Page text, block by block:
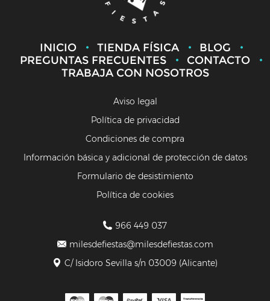
INICIO TIENDA FÍSICA
BLOG
PREGUNTAS FRECUENTES
CONTACTO
TRABAJA CON NOSOTROS
Aviso legal
Política de privacidad
Condiciones de compra
Información básica y adicional de protección de datos
Formulario de desistimiento
Política de cookies
966 449 037
milesdefiestas@milesdefiestas.com
C/ Isidoro Sevilla s/n 03009 (Alicante)